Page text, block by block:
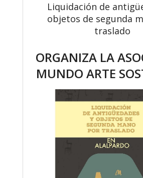
Liquidación de
objetos de segunda
traslado
ORGANIZA LA
MUNDO ARTE